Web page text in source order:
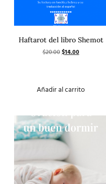
Haftarot del libro Shemot
$20.00$14.00
Añadir al carrito